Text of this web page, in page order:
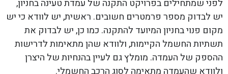
לפני שמתחילים בפרויקט התקנה של עמדת טעינה בחניון,
יש לבדוק מספר פרמטרים חשובים. ראשית, יש לוודא כי יש
מקום פנוי בחניון המיועד להתקנה. כמו כן, יש לבדוק את
תשתיות החשמל הקיימות, ולוודא שהן מתאימות לדרישות
ההספק של העמדה. מומלץ גם לעיין בהנחיות של היצרן
ולוודא שהעמדה מתאימה לסוג הרכב החשמלי.